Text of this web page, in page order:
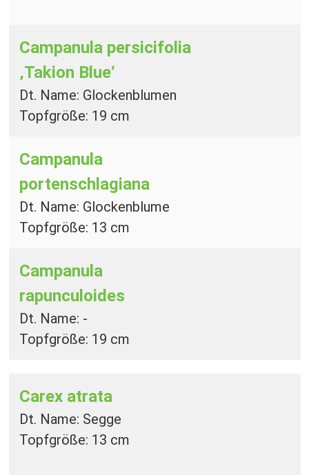
Campanula persicifolia
‚Takion Blue‘
Dt. Name: Glockenblumen
Topfgröße: 19 cm
Campanula
portenschlagiana
Dt. Name: Glockenblume
Topfgröße: 13 cm
Campanula
rapunculoides
Dt. Name: -
Topfgröße: 19 cm
Carex atrata
Dt. Name: Segge
Topfgröße: 13 cm